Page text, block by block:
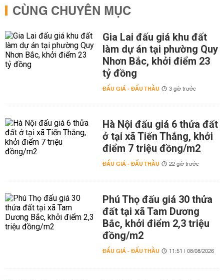
CÙNG CHUYÊN MỤC
Gia Lai đấu giá khu đất
làm dự án tại phường Quy
Nhơn Bắc, khởi điểm 23
tỷ đồng
ĐẤU GIÁ - ĐẤU THẦU 3 giờ trước
Hà Nội đấu giá 6 thửa đất
ở tại xã Tiến Thắng, khởi
điểm 7 triệu đồng/m2
ĐẤU GIÁ - ĐẤU THẦU 22 giờ trước
Phú Thọ đấu giá 30 thửa
đất tại xã Tam Dương
Bắc, khởi điểm 2,3 triệu
đồng/m2
ĐẤU GIÁ - ĐẤU THẦU 11:51 | 08/08/2026